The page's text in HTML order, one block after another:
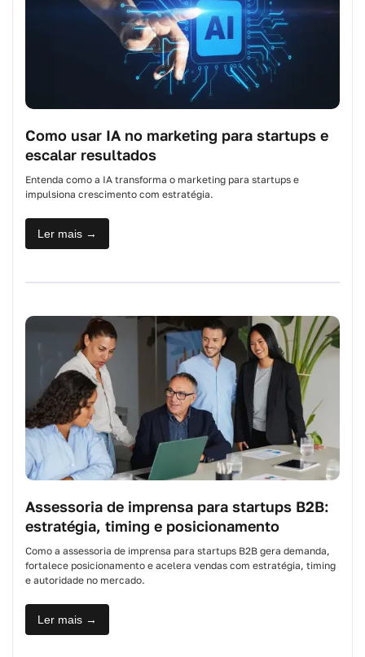
Como usar IA no marketing para startups e
escalar resultados
Entenda como a IA transforma o marketing para startups e
impulsiona crescimento com estratégia.
Ler mais →
Assessoria de imprensa para startups B2B:
estratégia, timing e posicionamento
Como a assessoria de imprensa para startups B2B gera demanda,
fortalece posicionamento e acelera vendas com estratégia, timing
e autoridade no mercado.
Ler mais →